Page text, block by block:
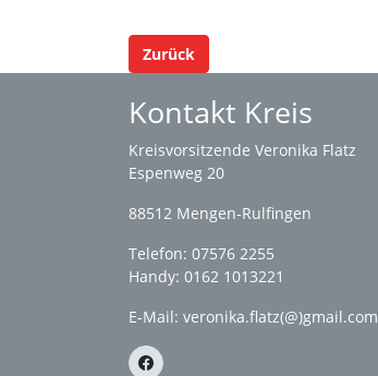
Zurück
Kontakt Kreis
Kreisvorsitzende Veronika Flatz
Espenweg 20
88512 Mengen-Rulfingen
Telefon: 07576 2255
Handy: 0162 1013221
E-Mail: veronika.flatz(@)gmail.com